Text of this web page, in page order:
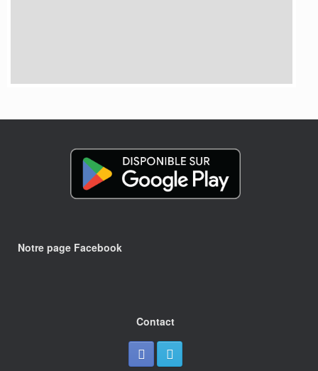
Notre page Facebook
Contact